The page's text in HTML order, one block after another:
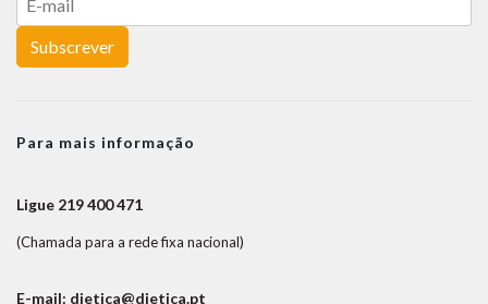
Subscrever
Para mais informação
Ligue 219 400 471
(Chamada para a rede fixa nacional)
E-mail: dietica@dietica.pt